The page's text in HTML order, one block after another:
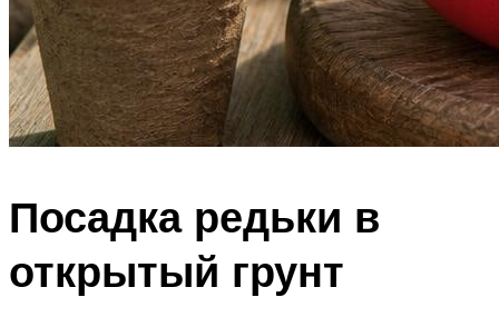
Посадка редьки в
открытый грунт